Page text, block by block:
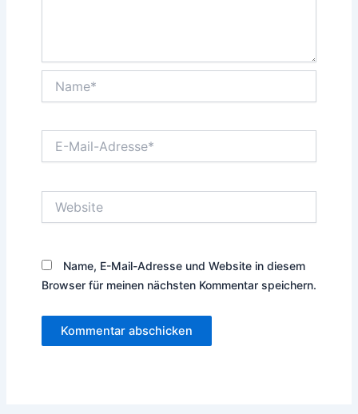
Mail-
Name, E-Mail-Adresse und Website in diesem
Browser für meinen nächsten Kommentar speichern.